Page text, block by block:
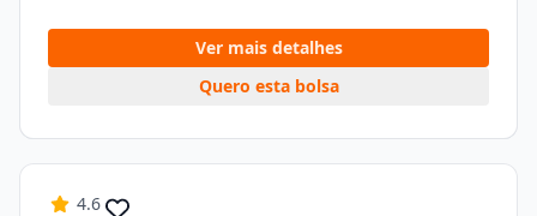
Ver mais detalhes
Quero esta bolsa
4.6